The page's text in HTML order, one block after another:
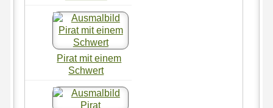
Pirat mit einem
Schwert